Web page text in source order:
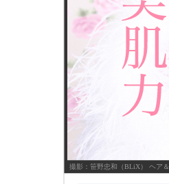
撮影：笹野忠和（BLiX） ヘア